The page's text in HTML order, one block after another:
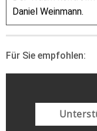
Daniel Weinmann.
Für Sie empfohlen: